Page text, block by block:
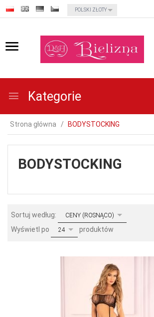
currency_h
POLSKI ZŁOTY
Kategorie
Strona główna BODYSTOCKING
BODYSTOCKING
Sortuj według: sortCENY (ROSNĄCO)
Wyświetl po pop24 produktów